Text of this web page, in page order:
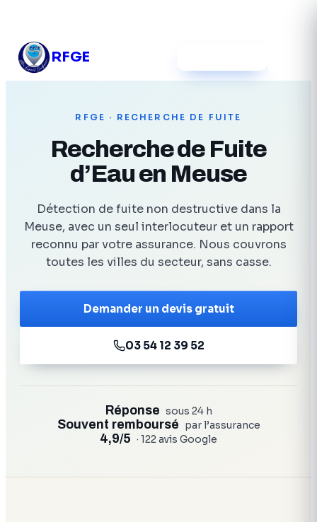
RFGE
RFGE · RECHERCHE DE FUITE
Recherche de Fuite
d’Eau en Meuse
Détection de fuite non destructive dans la
Meuse, avec un seul interlocuteur et un rapport
reconnu par votre assurance. Nous couvrons
toutes les villes du secteur, sans casse.
Demander un devis gratuit
03 54 12 39 52
Réponse sous 24 h
Souvent remboursé par l’assurance
4,9/5 · 122 avis Google